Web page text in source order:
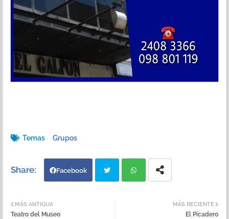
Temas Grupos
Facebook
MÁS RECIENTE
El Picadero
MÁS ANTIGUA
Teatro del Museo